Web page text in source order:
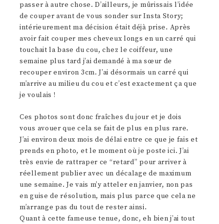
passer à autre chose. D’ailleurs, je mûrissais l’idée
de couper avant de vous sonder sur Insta Story;
intérieurement ma décision était déjà prise. Après
avoir fait couper mes cheveux longs en un carré qui
touchait la base du cou, chez le coiffeur, une
semaine plus tard j’ai demandé à ma sœur de
recouper environ 3cm. J’ai désormais un carré qui
m’arrive au milieu du cou et c’est exactement ça que
je voulais !
Ces photos sont donc fraîches du jour et je dois
vous avouer que cela se fait de plus en plus rare.
J’ai environ deux mois de délai entre ce que je fais et
prends en photo, et le moment où je poste ici. J’ai
très envie de rattraper ce “retard” pour arriver à
réellement publier avec un décalage de maximum
une semaine. Je vais m’y atteler en janvier, non pas
en guise de résolution, mais plus parce que cela ne
m’arrange pas du tout de rester ainsi.
Quant à cette fameuse tenue, donc, eh bien j’ai tout